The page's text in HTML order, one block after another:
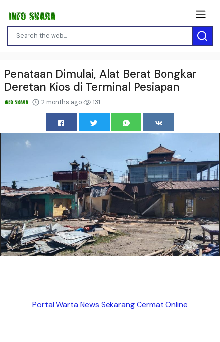
Penataan Dimulai, Alat Berat Bongkar
Deretan Kios di Terminal Pesiapan
2 months ago 131
Portal Warta News Sekarang Cermat Online